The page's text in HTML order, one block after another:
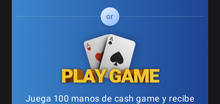
Juega 100 manos de cash game y recibe